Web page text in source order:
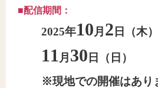
■配信期間：
2025年10月 2 日（木
11月 30 日（日）
※現地での開催はあり